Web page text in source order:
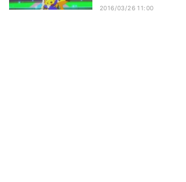
たこと - オー・エル・
2016/03/26 11:00